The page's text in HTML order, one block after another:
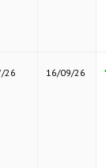
26 16/09/26